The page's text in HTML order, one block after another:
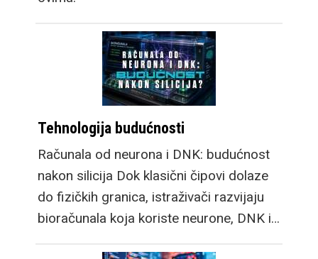
Tehnologija budućnosti
Računala od neurona i DNK: budućnost
nakon silicija Dok klasični čipovi dolaze
do fizičkih granica, istraživači razvijaju
bioračunala koja koriste neurone, DNK i…